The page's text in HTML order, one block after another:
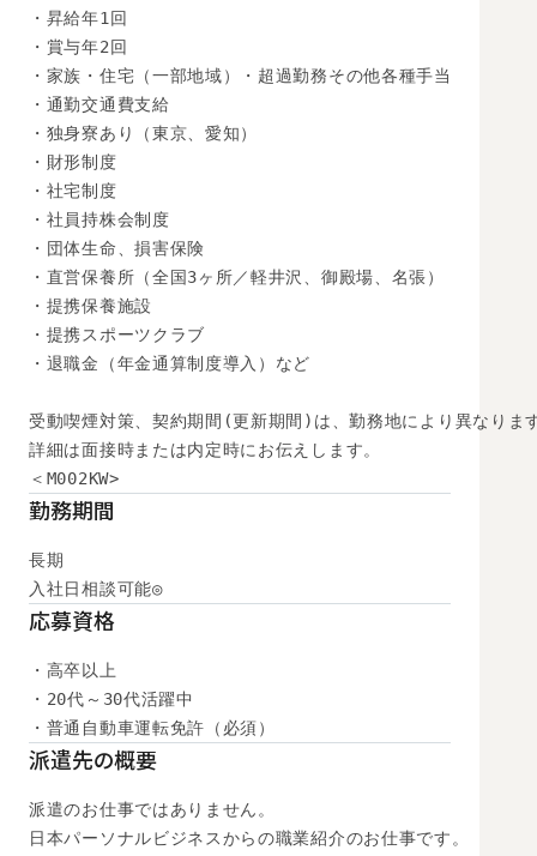
・昇給年1回
・賞与年2回
・家族・住宅（一部地域）・超過勤務その他各種手当
・通勤交通費支給
・独身寮あり（東京、愛知）
・財形制度
・社宅制度
・社員持株会制度
・団体生命、損害保険
・直営保養所（全国3ヶ所／軽井沢、御殿場、名張）
・提携保養施設
・提携スポーツクラブ
・退職金（年金通算制度導入）など
受動喫煙対策、契約期間(更新期間)は、勤務地により異なりま
詳細は面接時または内定時にお伝えします。
＜M002KW>
勤務期間
長期
入社日相談可能◎
応募資格
・高卒以上
・20代～30代活躍中
・普通自動車運転免許（必須）
派遣先の概要
派遣のお仕事ではありません。
日本パーソナルビジネスからの職業紹介のお仕事です。